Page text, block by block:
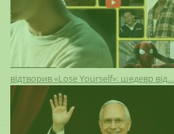
відтворив «Lose Yourself»: шедевр від…